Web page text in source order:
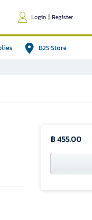
Login | Register
B2S Store
฿ 455.00